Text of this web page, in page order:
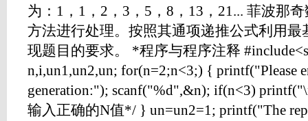
为：1，1，2，3，5，8，13，21... 菲波那
方法进行处理。按照其通项递推公式利用
现题目的要求。 *程序与程序注释
n,i,un1,un2,un; for(n=2;n<3;) { printf("Please
generation:"); scanf("%d",&n); if(n<3)
输入正确的N值*/ } un=un2=1; printf("The